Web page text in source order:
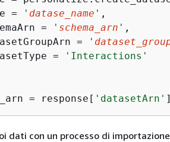
=
' datase_name ' ,
=
' schema_arn ' ,
=
'
=
'Interactions'
= response[ 'datasetArn' ]
dati con un processo di